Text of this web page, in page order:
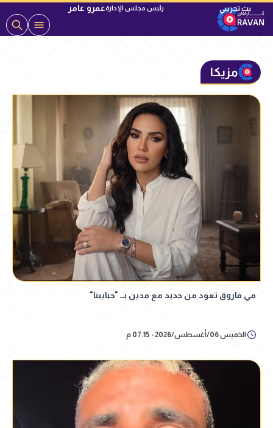
رئيس مجلس الإدارةعمرو عامر
مزيكا
مي فاروق تعود من جديد مع مدين بــ "حبايبنا"
الخميس 06/أغسطس/2026 - 07:15 م